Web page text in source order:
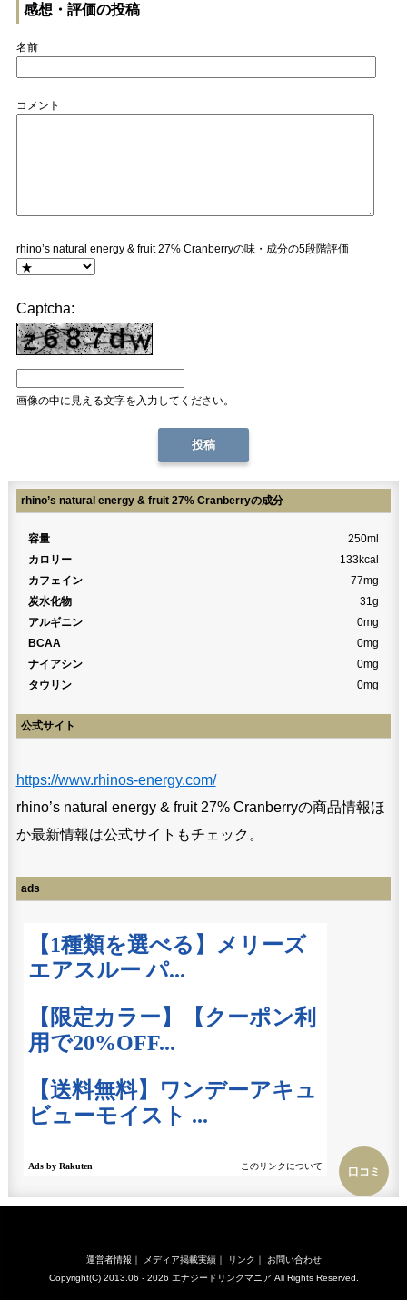
感想・評価の投稿
名前
コメント
rhino’s natural energy & fruit 27% Cranberryの味・成分の5段階評価
Captcha:
画像の中に見える文字を入力してください。
口コミ
rhino’s natural energy & fruit 27% Cranberryの成分
容量
250ml
カロリー
133kcal
カフェイン
77mg
炭水化物
31g
アルギニン
0mg
BCAA
0mg
ナイアシン
0mg
タウリン
0mg
公式サイト
https://www.rhinos-energy.com/
rhino’s natural energy & fruit 27% Cranberryの商品情報ほ
か最新情報は公式サイトもチェック。
ads
運営者情報 ｜ メディア掲載実績｜ リンク ｜
お問い合わせ
Copyright(C) 2013.06 - 2026 エナジードリンクマニア All Rights Reserved.